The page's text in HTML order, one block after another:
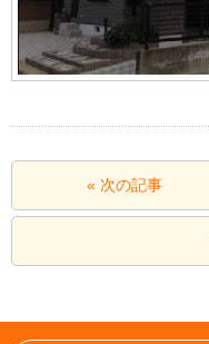
« 次の記事